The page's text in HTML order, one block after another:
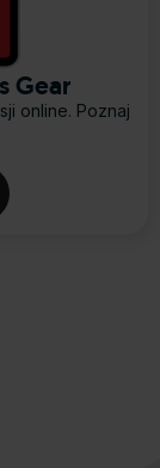
Gear
online. Poznaj